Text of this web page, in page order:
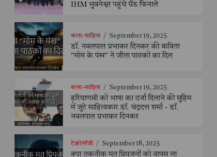
IHM भुवनेश्वर पहुंचे ग्रैंड फिनाले
कला-साहित्य / September 19, 2025
डॉ. नवलपाल प्रभाकर दिनकर की कविता
"मोम के पंख" ने जीता पाठकों का दिल
कला-साहित्य / September 19, 2025
हरियाणवी को भाषा का दर्जा दिलाने की मुहिम
में जुटे साहित्यकार डॉ. चंद्रदत्त शर्मा - डॉ.
नवलपाल प्रभाकर दिनकर
टेक्नोलॉजी / September 18, 2025
क्या तकनीक मृत प्रियजनों को वापस ला